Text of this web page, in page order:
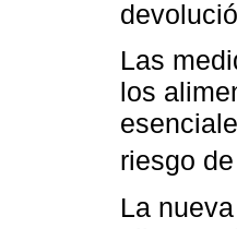
Las
los
riesgo
La